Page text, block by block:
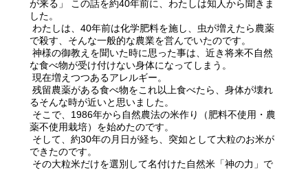
が来る」 この話を約40年前に、わたしは知人から聞きま
した。
わたしは、40年前は化学肥料を施し、虫が増えたら農薬
で殺す、そんな一般的な農業を営んでいたのです。
神様の御教えを聞いた時に思った事は、近き将来不自然
な食べ物が受け付けない身体になってしまう。
現在増えつつあるアレルギー。
残留農薬がある食べ物をこれ以上食べたら、身体が壊れ
るそんな時が近いと思いました。
そこで、1986年から自然農法の米作り（肥料不使用・農
薬不使用栽培）を始めたのです。
そして、約30年の月日が経ち、突如として大粒のお米が
できたのです。
その大粒米だけを選別して名付けた自然米「神の力」で